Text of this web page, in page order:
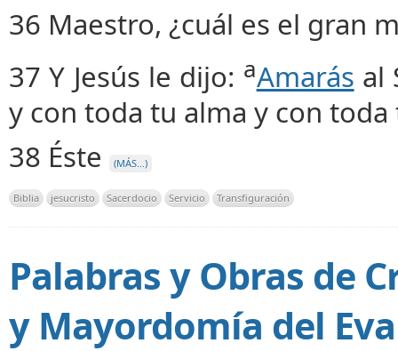
36 Maestro, ¿cuál es el gran
37 Y Jesús le dijo: aAmarás al
y con toda tu alma y con
38 Éste
(MÁS…)
Biblia jesucristo Sacerdocio Servicio Transfiguración
Palabras y Obras de
y Mayordomía del